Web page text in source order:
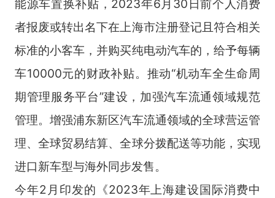
能源车置换补贴，2023年6月30日前个人消费
者报废或转出名下在上海市注册登记且符合相关
标准的小客车，并购买纯电动汽车的，给予每辆
车10000元的财政补贴。推动“机动车全生命周
期管理服务平台”建设，加强汽车流通领域规范
管理。增强浦东新区汽车流通领域的全球营运管
理、全球贸易结算、全球分拨配送等功能，实现
进口新车型与海外同步发售。
今年2月印发的《2023年上海建设国际消费中